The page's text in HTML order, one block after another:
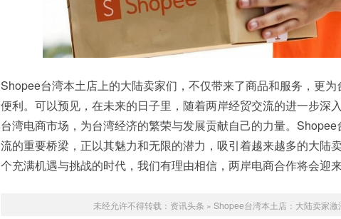
Shopee台湾本土店上的大陆卖家们，不仅带来了商品和服务，更
便利。可以预见，在未来的日子里，随着两岸经贸交流的进一步深
台湾电商市场，为台湾经济的繁荣与发展贡献自己的力量。
流的重要桥梁，正以其魅力和无限的潜力，吸引着越来越多的大陆
个充满机遇与挑战的时代，我们有理由相信，两岸电商合作将会迎
未经允许不得转载： 资讯头条 » Shopee台湾本土店：大陆卖家激